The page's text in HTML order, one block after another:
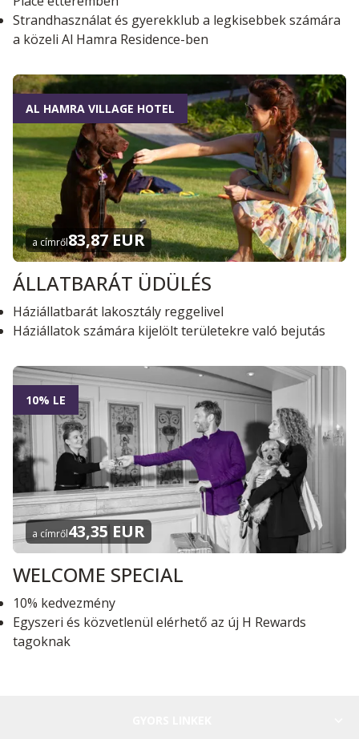
Strandhasználat és gyerekklub a legkisebbek számára
a közeli Al Hamra Residence-ben
AL HAMRA VILLAGE HOTEL
a címről83,87 EUR
ÁLLATBARÁT ÜDÜLÉS
Háziállatbarát lakosztály reggelivel
Háziállatok számára kijelölt területekre való bejutás
10% LE
a címről43,35 EUR
WELCOME SPECIAL
10% kedvezmény
Egyszeri és közvetlenül elérhető az új H Rewards
tagoknak